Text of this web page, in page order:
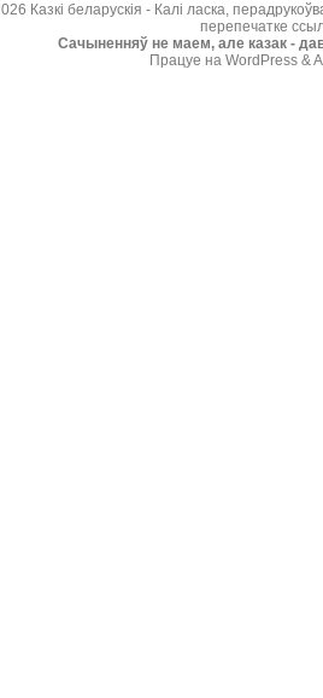
Казкі беларускія - Калі ласка,
перепечатке
Cачыненняў не маем, але казак -
Працуе на WordPress &